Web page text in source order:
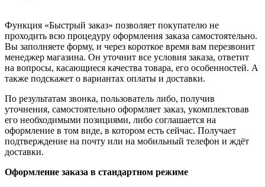
Функция «Быстрый заказ» позволяет покупателю не
проходить всю процедуру оформления заказа самостоятельно.
Вы заполняете форму, и через короткое время вам перезвонит
менеджер магазина. Он уточнит все условия заказа, ответит
на вопросы, касающиеся качества товара, его особенностей. А
также подскажет о вариантах оплаты и доставки.
По результатам звонка, пользователь либо, получив
уточнения, самостоятельно оформляет заказ, укомплектовав
его необходимыми позициями, либо соглашается на
оформление в том виде, в котором есть сейчас. Получает
подтверждение на почту или на мобильный телефон и ждёт
доставки.
Оформление заказа в стандартном режиме